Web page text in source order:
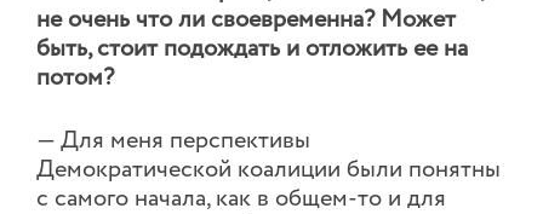
не очень что ли своевременна? Может
быть, стоит подождать и отложить ее на
потом?
— Для меня перспективы
Демократической коалиции были понятны
с самого начала, как в общем-то и для